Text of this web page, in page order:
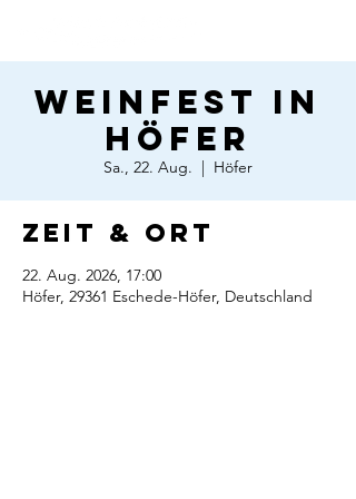
Weinfest in
Höfer
Sa., 22. Aug.
  |
Höfer
Zeit & Ort
22. Aug. 2026, 17:00
Höfer, 29361 Eschede-Höfer, Deutschland